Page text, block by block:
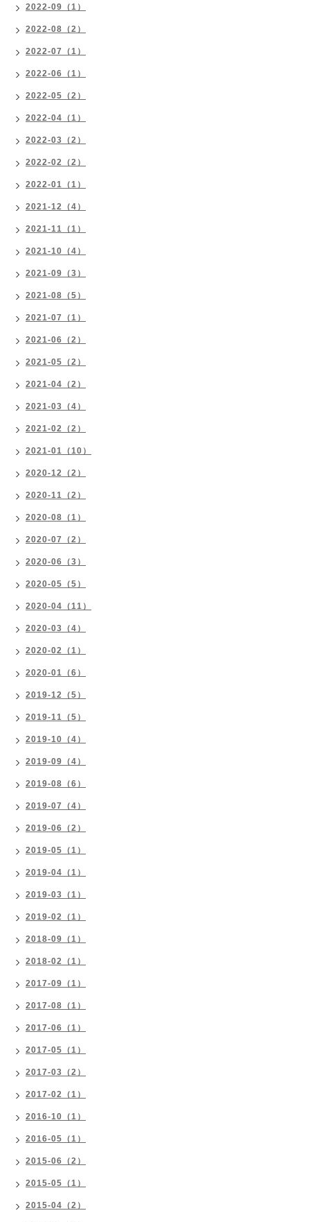
2022-09（1）
2022-08（2）
2022-07（1）
2022-06（1）
2022-05（2）
2022-04（1）
2022-03（2）
2022-02（2）
2022-01（1）
2021-12（4）
2021-11（1）
2021-10（4）
2021-09（3）
2021-08（5）
2021-07（1）
2021-06（2）
2021-05（2）
2021-04（2）
2021-03（4）
2021-02（2）
2021-01（10）
2020-12（2）
2020-11（2）
2020-08（1）
2020-07（2）
2020-06（3）
2020-05（5）
2020-04（11）
2020-03（4）
2020-02（1）
2020-01（6）
2019-12（5）
2019-11（5）
2019-10（4）
2019-09（4）
2019-08（6）
2019-07（4）
2019-06（2）
2019-05（1）
2019-04（1）
2019-03（1）
2019-02（1）
2018-09（1）
2018-02（1）
2017-09（1）
2017-08（1）
2017-06（1）
2017-05（1）
2017-03（2）
2017-02（1）
2016-10（1）
2016-05（1）
2015-06（2）
2015-05（1）
2015-04（2）